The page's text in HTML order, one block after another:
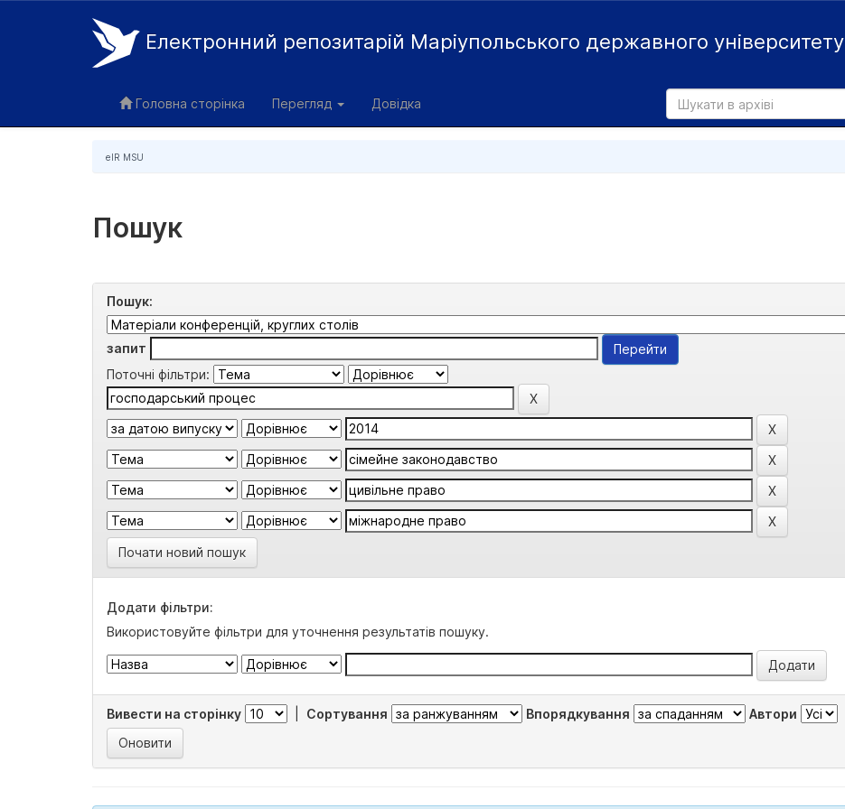
Електронний репозитарій Маріупольського державного університету
Головна сторінка Перегляд Довідка
eIR MSU
Пошук
Пошук:
запит
Поточні фільтри:
Почати новий пошук
Додати фільтри:
Використовуйте фільтри для уточнення результатів пошуку.
Вивести на сторінку Сортування Впорядкування Автори